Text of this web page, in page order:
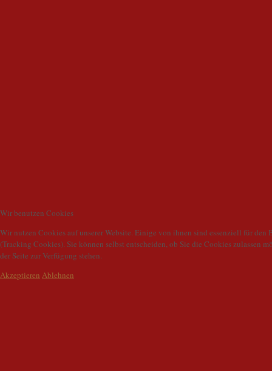
Wir benutzen Cookies
Wir nutzen Cookies auf unserer Website. Einige von ihnen sind essenziell für den
(Tracking Cookies). Sie können selbst entscheiden, ob Sie die Cookies
der Seite zur Verfügung stehen.
Akzeptieren Ablehnen